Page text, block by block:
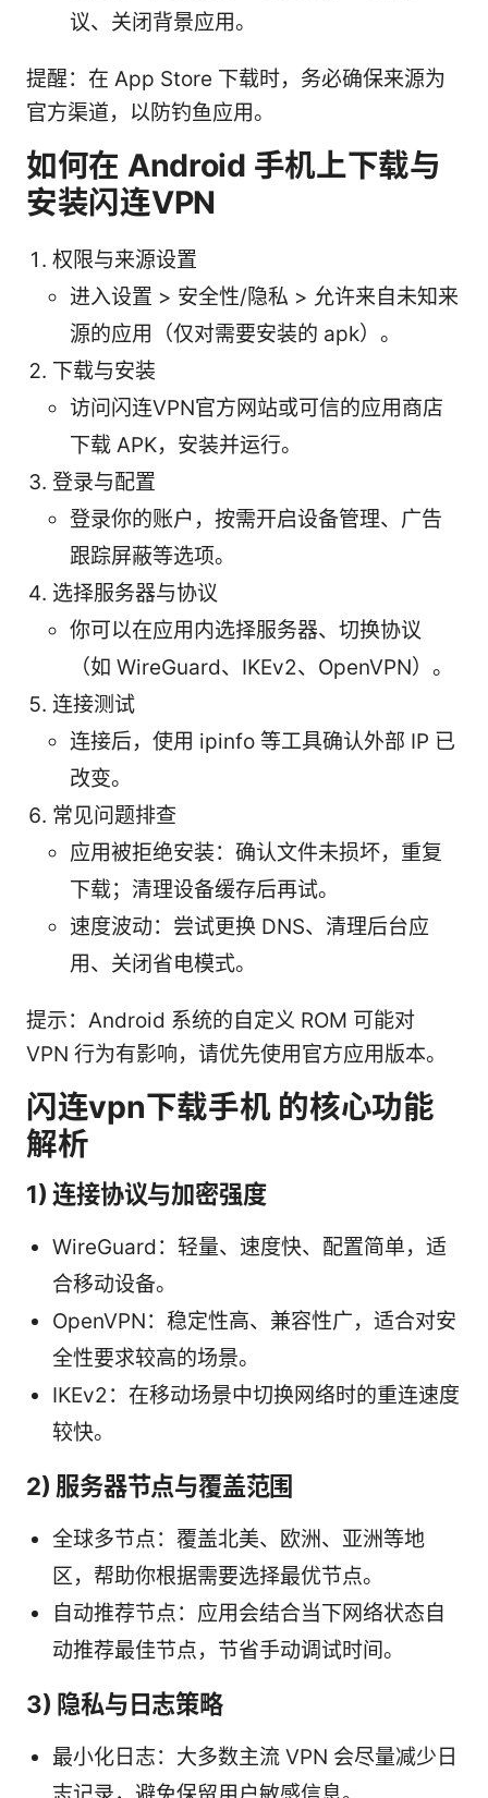
议、关闭背景应用。
提醒：在 App Store 下载时，务必确保来源为
官方渠道，以防钓鱼应用。
如何在 Android 手机上下载与
安装闪连VPN
权限与来源设置
进入设置 > 安全性/隐私 > 允许来自未知来
源的应用（仅对需要安装的 apk）。
下载与安装
访问闪连VPN官方网站或可信的应用商店
下载 APK，安装并运行。
登录与配置
登录你的账户，按需开启设备管理、广告
跟踪屏蔽等选项。
选择服务器与协议
你可以在应用内选择服务器、切换协议
（如 WireGuard、IKEv2、OpenVPN）。
连接测试
连接后，使用 ipinfo 等工具确认外部 IP 已
改变。
常见问题排查
应用被拒绝安装：确认文件未损坏，重复
下载；清理设备缓存后再试。
速度波动：尝试更换 DNS、清理后台应
用、关闭省电模式。
提示：Android 系统的自定义 ROM 可能对
VPN 行为有影响，请优先使用官方应用版本。
闪连vpn下载手机 的核心功能
解析
1) 连接协议与加密强度
WireGuard：轻量、速度快、配置简单，适
合移动设备。
OpenVPN：稳定性高、兼容性广，适合对安
全性要求较高的场景。
IKEv2：在移动场景中切换网络时的重连速度
较快。
2) 服务器节点与覆盖范围
全球多节点：覆盖北美、欧洲、亚洲等地
区，帮助你根据需要选择最优节点。
自动推荐节点：应用会结合当下网络状态自
动推荐最佳节点，节省手动调试时间。
3) 隐私与日志策略
最小化日志：大多数主流 VPN 会尽量减少日